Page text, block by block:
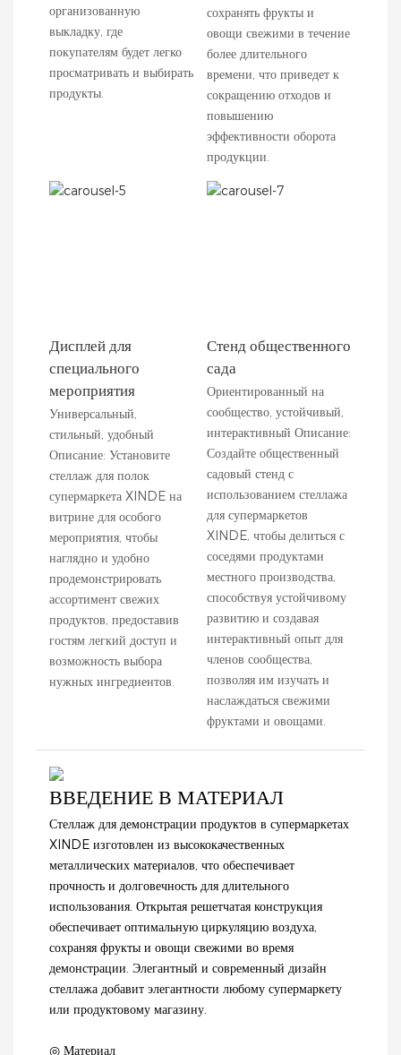
организованную
выкладку, где
покупателям будет легко
просматривать и выбирать
продукты.
сохранять фрукты и
овощи свежими в течение
более длительного
времени, что приведет к
сокращению отходов и
повышению
эффективности оборота
продукции.
Дисплей для
специального
мероприятия
Универсальный,
стильный, удобный
Описание: Установите
стеллаж для полок
супермаркета XINDE на
витрине для особого
мероприятия, чтобы
наглядно и удобно
продемонстрировать
ассортимент свежих
продуктов, предоставив
гостям легкий доступ и
возможность выбора
нужных ингредиентов.
Стенд общественного
сада
Ориентированный на
сообщество, устойчивый,
интерактивный Описание:
Создайте общественный
садовый стенд с
использованием стеллажа
для супермаркетов
XINDE, чтобы делиться с
соседями продуктами
местного производства,
способствуя устойчивому
развитию и создавая
интерактивный опыт для
членов сообщества,
позволяя им изучать и
наслаждаться свежими
фруктами и овощами.
ВВЕДЕНИЕ В МАТЕРИАЛ
Стеллаж для демонстрации продуктов в супермаркетах
XINDE изготовлен из высококачественных
металлических материалов, что обеспечивает
прочность и долговечность для длительного
использования. Открытая решетчатая конструкция
обеспечивает оптимальную циркуляцию воздуха,
сохраняя фрукты и овощи свежими во время
демонстрации. Элегантный и современный дизайн
стеллажа добавит элегантности любому супермаркету
или продуктовому магазину.
◎ Материал